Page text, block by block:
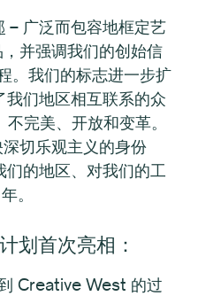
– 广泛而包容地框定艺
并强调我们的创始信
。我们的标志进一步扩
们地区相互联系的众
不完美、开放和变革。
切乐观主义的身份
的地区、对我们的工
。
划首次亮相：
Creative West 的过